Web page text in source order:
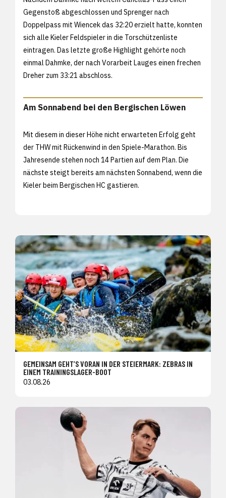
Gegenstoß abgeschlossen und Sprenger nach
Doppelpass mit Wiencek das 32:20 erzielt hatte, konnten
sich alle Kieler Feldspieler in die Torschützenliste
eintragen. Das letzte große Highlight gehörte noch
einmal Dahmke, der nach Vorarbeit Lauges einen frechen
Dreher zum 33:21 abschloss.
Am Sonnabend bei den Bergischen Löwen
Mit diesem in dieser Höhe nicht erwarteten Erfolg geht
der THW mit Rückenwind in den Spiele-Marathon. Bis
Jahresende stehen noch 14 Partien auf dem Plan. Die
nächste steigt bereits am nächsten Sonnabend, wenn die
Kieler beim Bergischen HC gastieren.
GEMEINSAM GEHT’S VORAN IN DER STEIERMARK: ZEBRAS IN
EINEM TRAININGSLAGER-BOOT
03.08.26